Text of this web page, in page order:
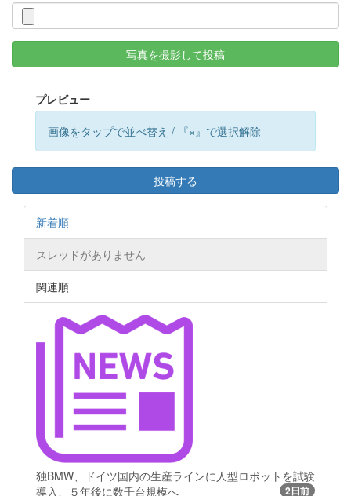
写真を撮影して投稿
プレビュー
画像をタップで並べ替え / 『×』で選択解除
投稿する
新着順
スレッドがありません
関連順
独BMW、ドイツ国内の生産ラインに人型ロボットを試験
導入、５年後に数千台規模へ
2日前